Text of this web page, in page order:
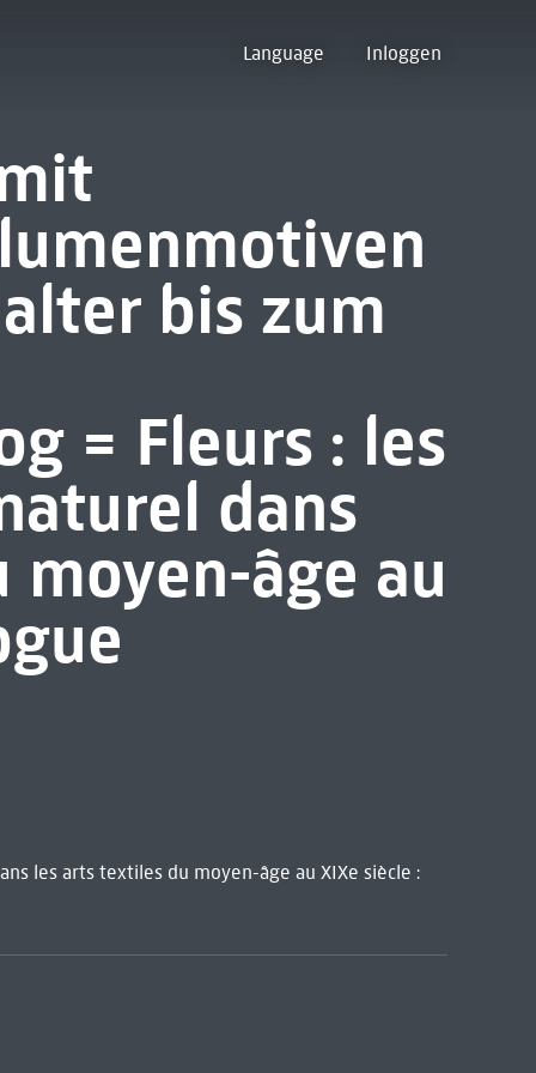
Language Inloggen
bis zum
= Fleurs : les
dans
âge au
les arts textiles du moyen-âge au XIXe siècle :